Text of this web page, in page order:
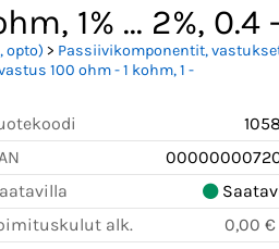
1% ... 2%, 0.4
opto) > Passiivikomponentit,
100 ohm - 1 kohm, 1 -
alk.
0,00 €